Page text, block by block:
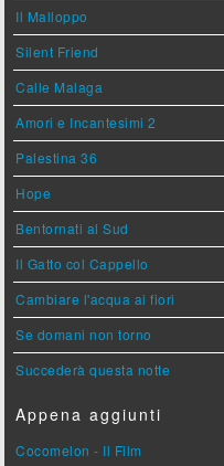
Il Malloppo
Silent Friend
Calle Malaga
Amori e Incantesimi 2
Palestina 36
Hope
Bentornati al Sud
Il Gatto col Cappello
Cambiare l'acqua ai fiori
Se domani non torno
Succederà questa notte
Appena aggiunti
Cocomelon - Il Film